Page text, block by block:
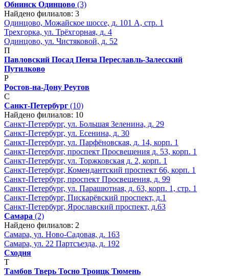
Обнинск Одинцово (3)
Найдено филиалов: 3
Одинцово, Можайское шоссе, д. 101 А, стр. 1
Трехгорка, ул. Трёхгорная, д. 4
Одинцово, ул. Чистяковой, д. 52
П
Павловский Посад Пенза Переславль-Залесский
Путилково
Р
Ростов-на-Дону Реутов
С
Санкт-Петербург (10)
Найдено филиалов: 10
Санкт-Петербург, ул. Большая Зеленина, д. 29
Санкт-Петербург, ул. Есенина, д. 30
Санкт-Петербург, ул. Парфёновская, д. 14, корп. 1
Санкт-Петербург, проспект Просвещения д. 53, корп. 1
Санкт-Петербург, ул. Торжковская д. 2, корп. 1
Санкт-Петербург, Комендантский проспект 66, корп. 1
Санкт-Петербург, проспект Просвещения, д. 99
Санкт-Петербург, ул. Парашютная, д. 63, корп. 1, стр. 1
Санкт-Петербург, Пискарёвский проспект, д.1
Санкт-Петербург, Ярославский проспект, д.63
Самара (2)
Найдено филиалов: 2
Самара, ул. Ново-Садовая, д. 163
Самара, ул. 22 Партсъезда, д. 192
Сходня
Т
Тамбов Тверь Тосно Троицк Тюмень